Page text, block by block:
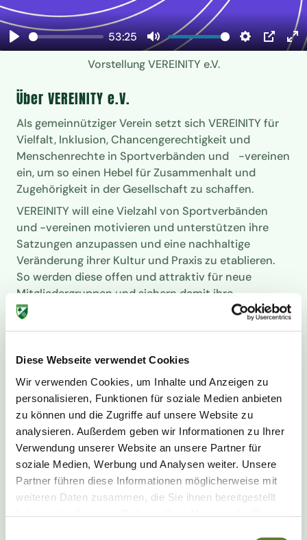
Diese Webseite verwendet Cookies
Wir verwenden Cookies, um Inhalte und Anzeigen zu
personalisieren, Funktionen für soziale Medien anbieten
zu können und die Zugriffe auf unsere Website zu
analysieren. Außerdem geben wir Informationen zu Ihrer
Verwendung unserer Website an unsere Partner für
soziale Medien, Werbung und Analysen weiter. Unsere
Partner führen diese Informationen möglicherweise mit
weiteren Daten zusammen, die Sie ihnen bereitgestellt
Abspielen
53:25
Ton
aus
Bild-
Vorstellung VEREINITY e.V.
Über VEREINITY e.V.
Als gemeinnütziger Verein setzt sich VEREINITY für
Vielfalt, Inklusion, Chancengerechtigkeit und
Menschenrechte in Sportverbänden und -vereinen
ein, um so einen Hebel für Zusammenhalt und
Zugehörigkeit in der Gesellschaft zu schaffen.
VEREINITY will eine Vielzahl von Sportverbänden
und -vereinen motivieren und unterstützen ihre
Satzungen anzupassen und eine nachhaltige
Veränderung ihrer Kultur und Praxis zu etablieren.
So werden diese offen und attraktiv für neue
Mitgliedergruppen und sichern damit ihre
Zukunftsfähigkeit. Eine signifikante Anzahl
Gesellschaft mit Zusammenhalt und Zughörigkeit.
Downloads:
VEREINITY Präsentation 1
VEREINITY Präsentation 2
Kontakt:mail@vereinity.de
Alle News